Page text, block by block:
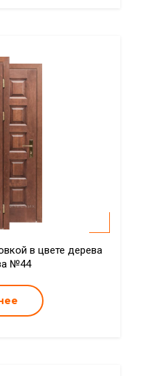
в цвете дерева
№44